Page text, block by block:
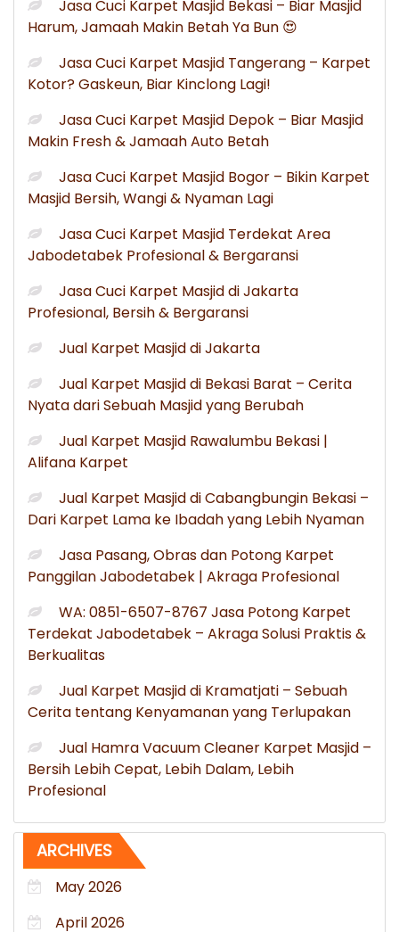
Jasa Cuci Karpet Masjid Bekasi – Biar Masjid
Harum, Jamaah Makin Betah Ya Bun 😍
Jasa Cuci Karpet Masjid Tangerang – Karpet
Kotor? Gaskeun, Biar Kinclong Lagi!
Jasa Cuci Karpet Masjid Depok – Biar Masjid
Makin Fresh & Jamaah Auto Betah
Jasa Cuci Karpet Masjid Bogor – Bikin Karpet
Masjid Bersih, Wangi & Nyaman Lagi
Jasa Cuci Karpet Masjid Terdekat Area
Jabodetabek Profesional & Bergaransi
Jasa Cuci Karpet Masjid di Jakarta
Profesional, Bersih & Bergaransi
Jual Karpet Masjid di Jakarta
Jual Karpet Masjid di Bekasi Barat – Cerita
Nyata dari Sebuah Masjid yang Berubah
Jual Karpet Masjid Rawalumbu Bekasi |
Alifana Karpet
Jual Karpet Masjid di Cabangbungin Bekasi –
Dari Karpet Lama ke Ibadah yang Lebih Nyaman
Jasa Pasang, Obras dan Potong Karpet
Panggilan Jabodetabek | Akraga Profesional
WA: 0851-6507-8767 Jasa Potong Karpet
Terdekat Jabodetabek – Akraga Solusi Praktis &
Berkualitas
Jual Karpet Masjid di Kramatjati – Sebuah
Cerita tentang Kenyamanan yang Terlupakan
Jual Hamra Vacuum Cleaner Karpet Masjid –
Bersih Lebih Cepat, Lebih Dalam, Lebih
Profesional
ARCHIVES
May 2026
April 2026